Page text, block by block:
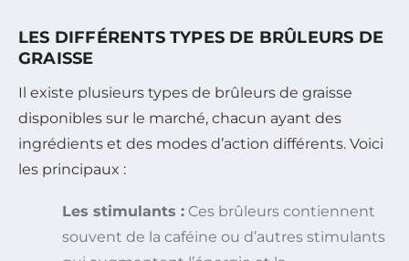
LES DIFFÉRENTS TYPES DE BRÛLEURS DE
GRAISSE
Il existe plusieurs types de brûleurs de graisse
disponibles sur le marché, chacun ayant des
ingrédients et des modes d’action différents. Voici
les principaux :
Les stimulants : Ces brûleurs contiennent
souvent de la caféine ou d’autres stimulants